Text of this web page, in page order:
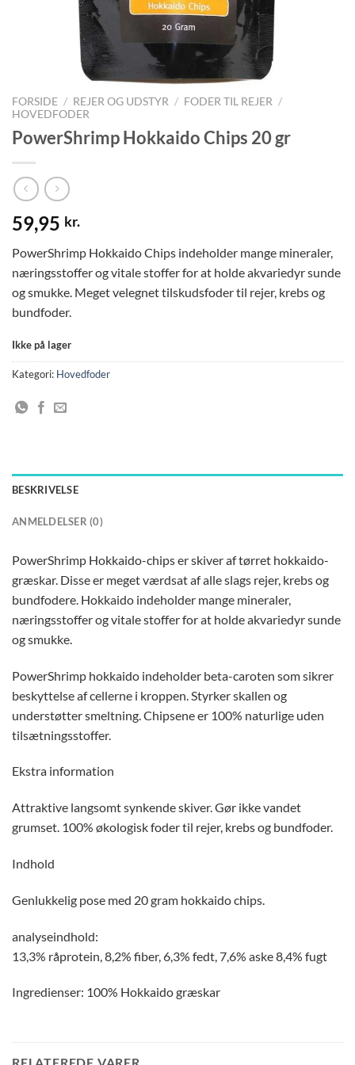
FORSIDE / REJER OG UDSTYR / FODER TIL REJER /
HOVEDFODER
PowerShrimp Hokkaido Chips 20 gr
59,95 kr.
PowerShrimp Hokkaido Chips indeholder mange mineraler,
næringsstoffer og vitale stoffer for at holde akvariedyr sunde
og smukke. Meget velegnet tilskudsfoder til rejer, krebs og
bundfoder.
Ikke på lager
Kategori: Hovedfoder
BESKRIVELSE
ANMELDELSER (0)
PowerShrimp Hokkaido-chips er skiver af tørret hokkaido-
græskar. Disse er meget værdsat af alle slags rejer, krebs og
bundfodere. Hokkaido indeholder mange mineraler,
næringsstoffer og vitale stoffer for at holde akvariedyr sunde
og smukke.
PowerShrimp hokkaido indeholder beta-caroten som sikrer
beskyttelse af cellerne i kroppen. Styrker skallen og
understøtter smeltning. Chipsene er 100% naturlige uden
tilsætningsstoffer.
Ekstra information
Attraktive langsomt synkende skiver. Gør ikke vandet
grumset. 100% økologisk foder til rejer, krebs og bundfoder.
Indhold
Genlukkelig pose med 20 gram hokkaido chips.
analyseindhold:
13,3% råprotein, 8,2% fiber, 6,3% fedt, 7,6% aske 8,4% fugt
Ingredienser: 100% Hokkaido græskar